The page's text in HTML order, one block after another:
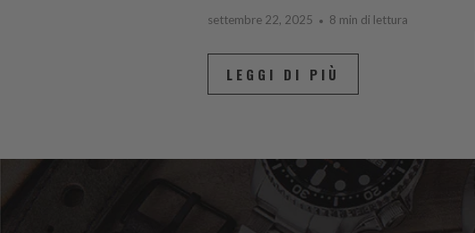
settembre 22, 2025 8 min di lettura
LEGGI DI PIÙ